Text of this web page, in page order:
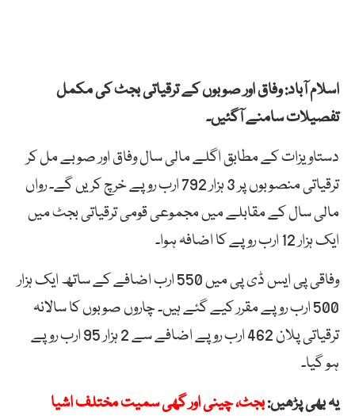
اسلام آباد: وفاق اور صوبوں کے ترقیاتی بجٹ کی مکمل
تفصیلات سامنے آگئیں۔
دستاویزات کے مطابق اگلے مالی سال وفاق اور صوبے مل کر
ترقیاتی منصوبوں پر 3 ہزار 792 ارب روپے خرچ کریں گے۔ رواں
مالی سال کے مقابلے میں مجموعی قومی ترقیاتی بجٹ میں
ایک ہزار 12 ارب روپے کا اضافہ ہوا۔
وفاقی پی ایس ڈی پی میں 550 ارب اضافے کے ساتھ ایک ہزار
500 ارب روپے مقرر کیے گئے ہیں۔ چاروں صوبوں کا سالانہ
ترقیاتی پلان 462 ارب روپے اضافے سے 2 ہزار 95 ارب روپے
ہو گیا۔
یہ بھی پڑھیں:بجٹ، چینی اور گھی سمیت مختلف اشیا